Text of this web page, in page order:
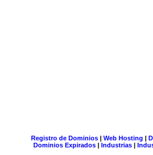
Registro de Dominios| Web Hosting |
Dominios Expirados | Industrias |